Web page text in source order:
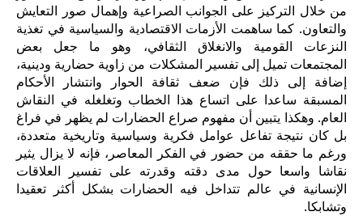
من خلال التركيز على الجوانب الصراعية وإهمال صور التعايش
والتعاون. كما ساهمت الأزمات الاقتصادية والسياسية في تغذية
النزعات القومية والانغلاق الثقافي، وهو ما جعل بعض
المجتمعات تميل إلى تفسير المشكلات من زاوية حضارية ودينية،
إضافة إلى ذلك فإن ضعف ثقافة الحوار وانتشار الأحكام
المسبقة ساعدا على اتساع هذا الخطاب وتغلغله في النقاش
العام. وهكذا يتبين أن مفهوم صراع الحضارات لم يظهر في فراغ
بل كان نتيجة تفاعل عوامل فكرية وسياسية وتاريخية متعددة،
ورغم ما حققه من حضور في الفكر المعاصر، فإنه لا يزال يثير
نقاشا واسعا حول مدى دقته وقدرته على تفسير العلاقات
الإنسانية في عالم تتداخل فيه الحضارات بشكل أكثر تعقيدا
وتشابكا.